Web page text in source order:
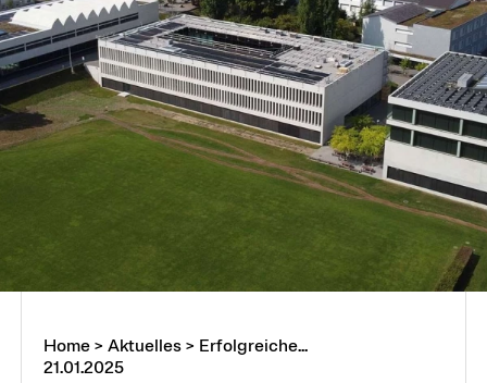
Home> Aktuelles> Erfolgreiche...
21.01.2025